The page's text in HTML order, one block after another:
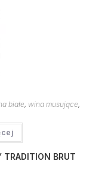
białe, wina musujące,
TRADITION BRUT